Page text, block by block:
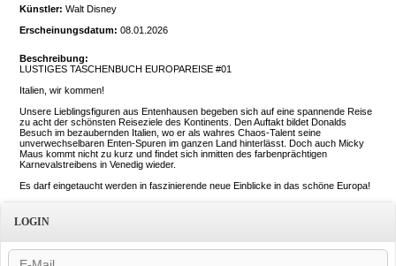
Künstler: Walt Disney
Erscheinungsdatum: 08.01.2026
Beschreibung:
LUSTIGES TASCHENBUCH EUROPAREISE #01
Italien, wir kommen!
Unsere Lieblingsfiguren aus Entenhausen begeben sich auf eine spannende Reise
zu acht der schönsten Reiseziele des Kontinents. Den Auftakt bildet Donalds
Besuch im bezaubernden Italien, wo er als wahres Chaos-Talent seine
unverwechselbaren Enten-Spuren im ganzen Land hinterlässt. Doch auch Micky
Maus kommt nicht zu kurz und findet sich inmitten des farbenprächtigen
Karnevalstreibens in Venedig wieder.
Es darf eingetaucht werden in faszinierende neue Einblicke in das schöne Europa!
LOGIN